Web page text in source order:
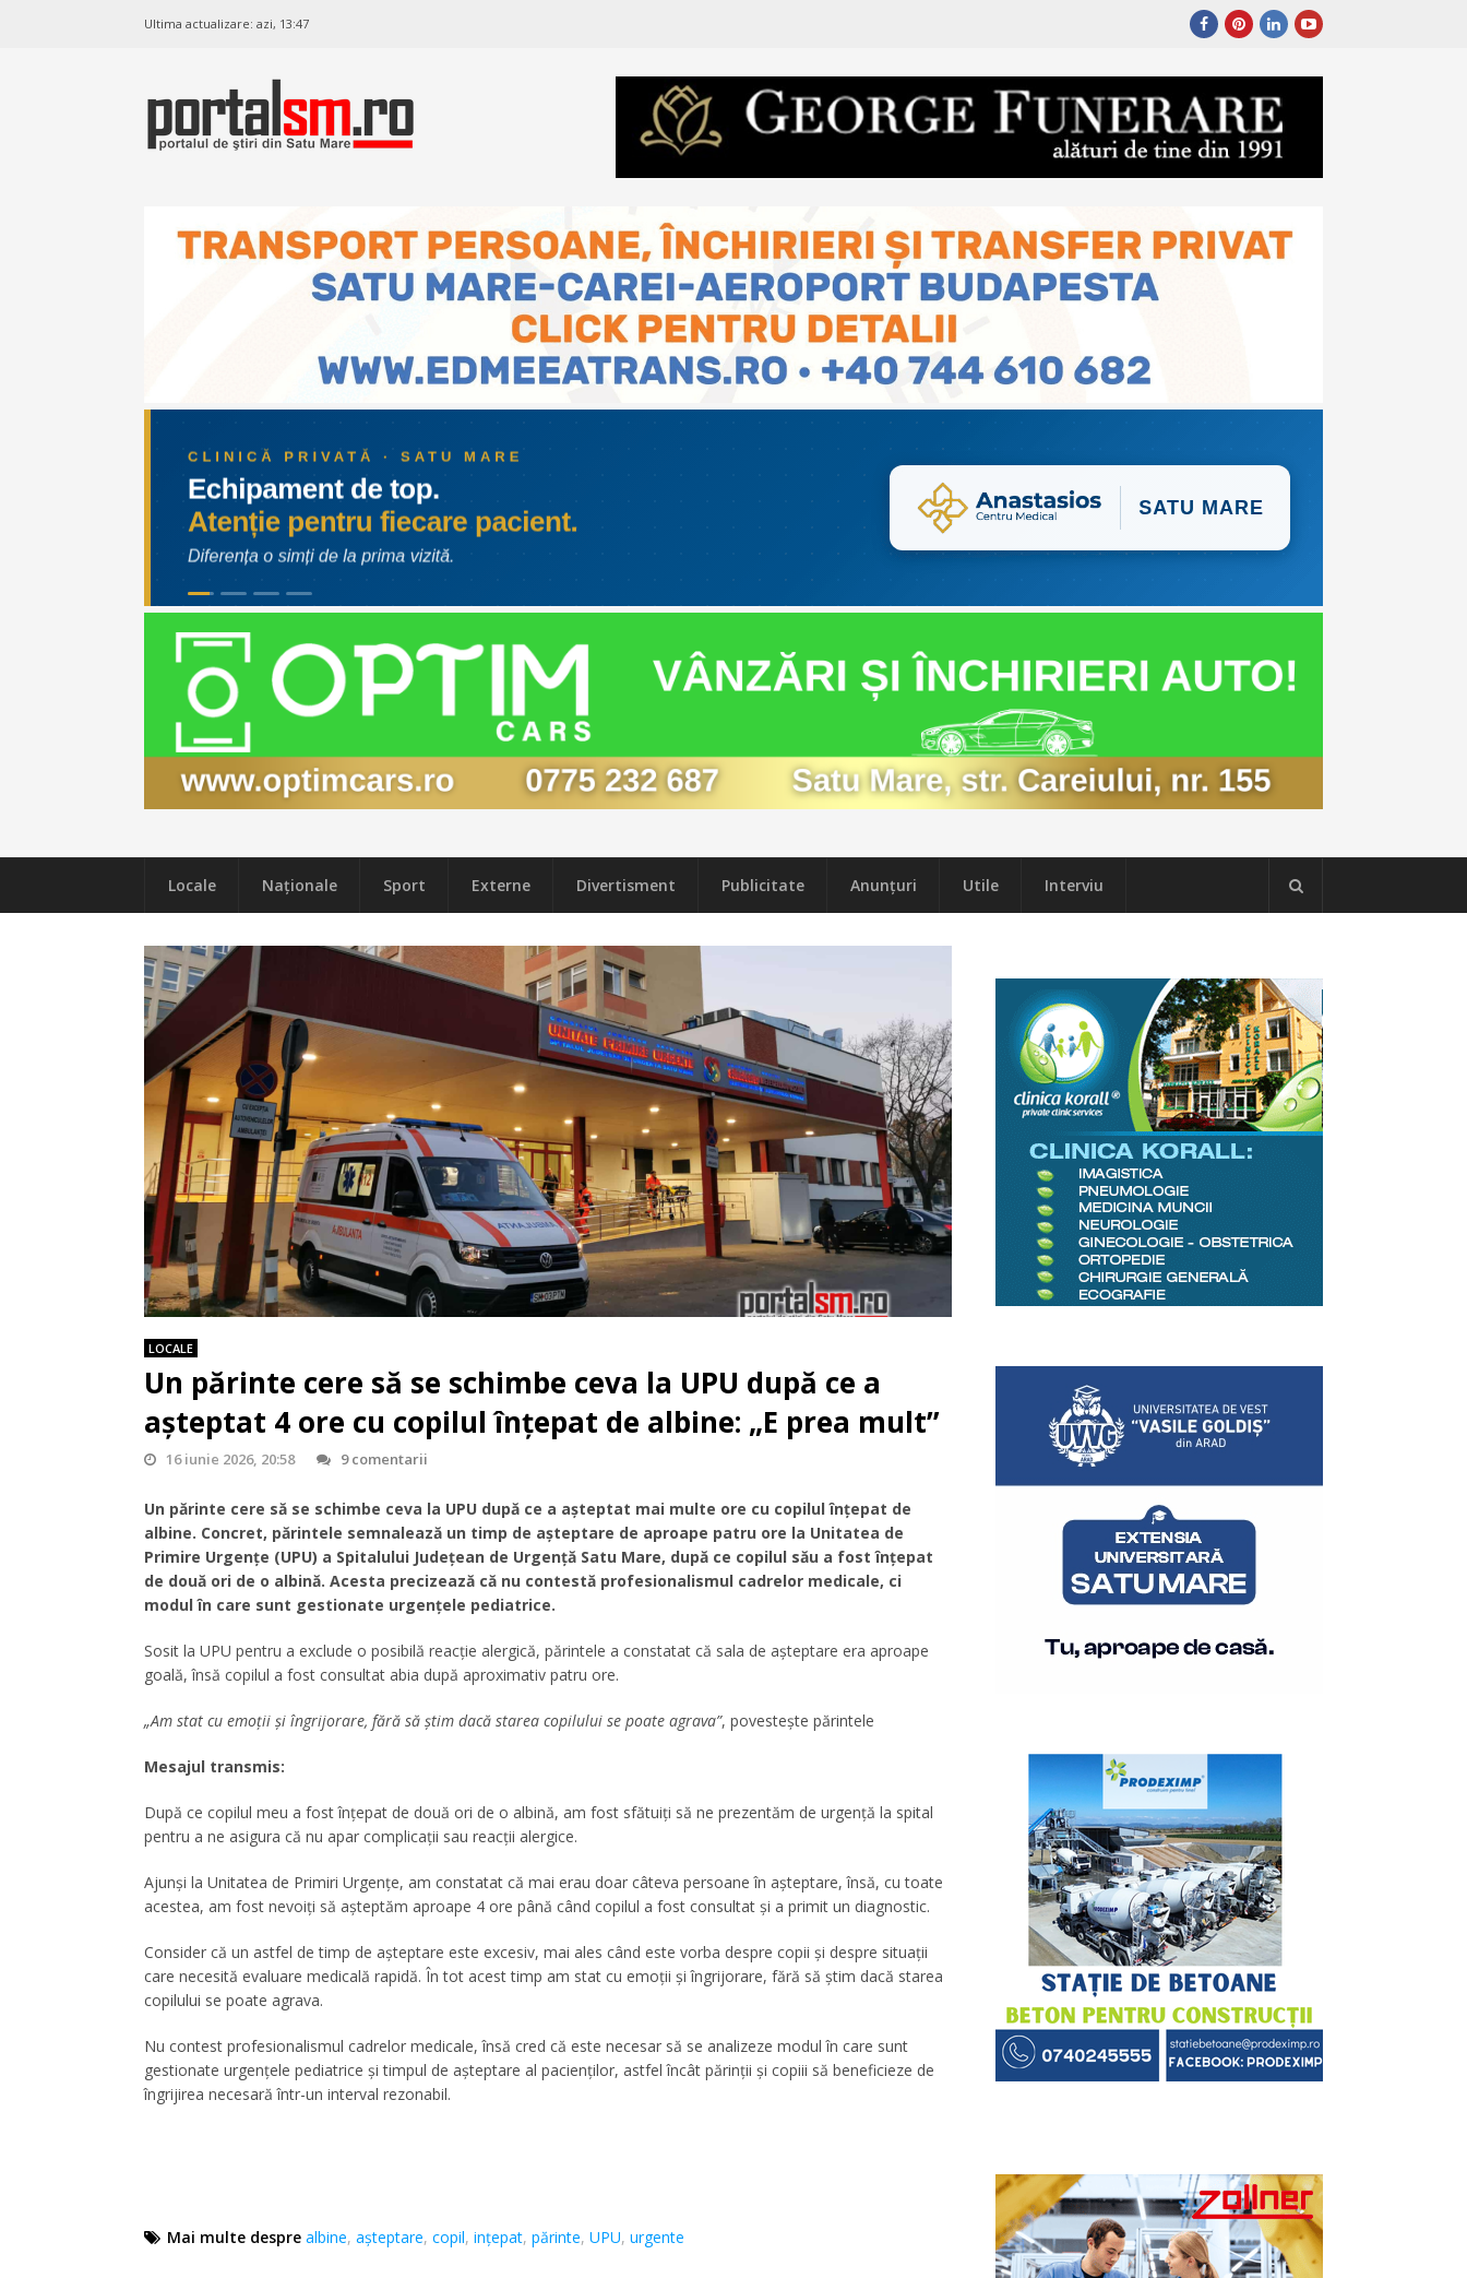
Ultima actualizare: azi, 13:47
Locale Naţionale Sport Externe Divertisment Publicitate Anunțuri Utile Interviu
LOCALE
Un părinte cere să se schimbe ceva la UPU după ce a
așteptat 4 ore cu copilul înțepat de albine: „E prea mult”
16 iunie 2026, 20:58 9 comentarii
Un părinte cere să se schimbe ceva la UPU după ce a așteptat mai multe ore cu copilul înțepat de
albine. Concret, părintele semnalează un timp de așteptare de aproape patru ore la Unitatea de
Primire Urgențe (UPU) a Spitalului Județean de Urgență Satu Mare, după ce copilul său a fost înțepat
de două ori de o albină. Acesta precizează că nu contestă profesionalismul cadrelor medicale, ci
modul în care sunt gestionate urgențele pediatrice.
Sosit la UPU pentru a exclude o posibilă reacție alergică, părintele a constatat că sala de așteptare era aproape
goală, însă copilul a fost consultat abia după aproximativ patru ore.
„Am stat cu emoții și îngrijorare, fără să știm dacă starea copilului se poate agrava”, povestește părintele
Mesajul transmis:
După ce copilul meu a fost înțepat de două ori de o albină, am fost sfătuiți să ne prezentăm de urgență la spital
pentru a ne asigura că nu apar complicații sau reacții alergice.
Ajunși la Unitatea de Primiri Urgențe, am constatat că mai erau doar câteva persoane în așteptare, însă, cu toate
acestea, am fost nevoiți să așteptăm aproape 4 ore până când copilul a fost consultat și a primit un diagnostic.
Consider că un astfel de timp de așteptare este excesiv, mai ales când este vorba despre copii și despre situații
care necesită evaluare medicală rapidă. În tot acest timp am stat cu emoții și îngrijorare, fără să știm dacă starea
copilului se poate agrava.
Nu contest profesionalismul cadrelor medicale, însă cred că este necesar să se analizeze modul în care sunt
gestionate urgențele pediatrice și timpul de așteptare al pacienților, astfel încât părinții și copiii să beneficieze de
îngrijirea necesară într-un interval rezonabil.
Mai multe despre albine, așteptare, copil, ințepat, părinte, UPU, urgente